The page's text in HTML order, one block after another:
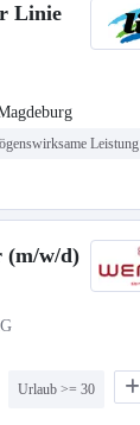
Linie
Leistung
(m/w/d)
Urlaub >= 30